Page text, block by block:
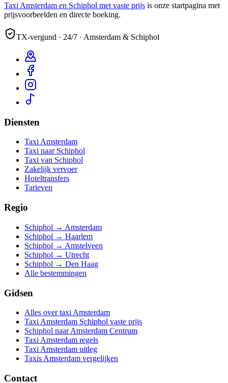
Taxi Amsterdam en Schiphol met vaste prijs is onze startpagina met
prijsvoorbeelden en directe boeking.
TX-vergund · 24/7 · Amsterdam & Schiphol
Diensten
Taxi Amsterdam
Taxi naar Schiphol
Taxi van Schiphol
Zakelijk vervoer
Hoteltransfers
Tarieven
Regio
Schiphol → Amsterdam
Schiphol → Haarlem
Schiphol → Amstelveen
Schiphol → Utrecht
Schiphol → Den Haag
Alle bestemmingen
Gidsen
Alles over taxi Amsterdam
Taxi Amsterdam Schiphol vaste prijs
Schiphol naar Amsterdam Centrum
Taxi Amsterdam regels
Taxi Amsterdam uitleg
Taxis Amsterdam vergelijken
Contact